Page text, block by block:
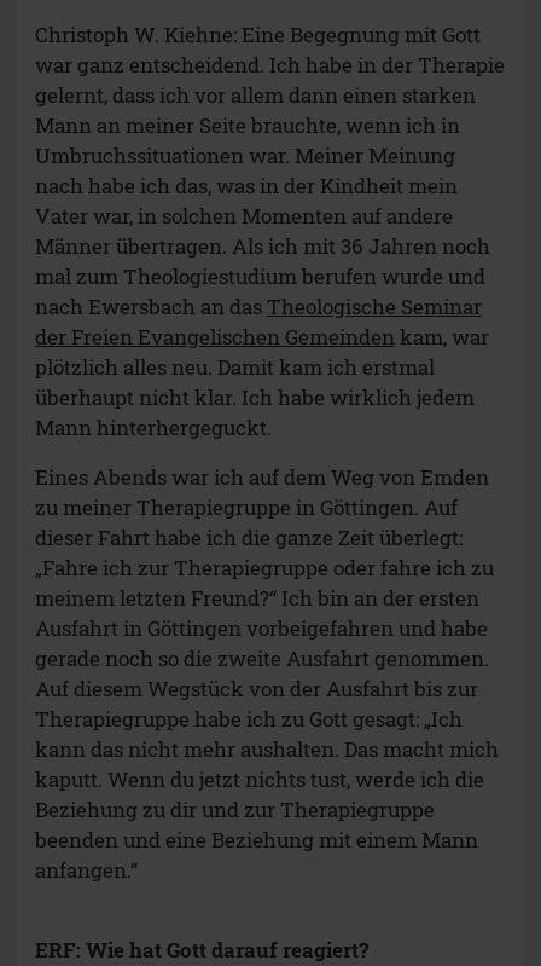
Christoph W. Kiehne: Eine Begegnung mit Gott
war ganz entscheidend. Ich habe in der Therapie
gelernt, dass ich vor allem dann einen starken
Mann an meiner Seite brauchte, wenn ich in
Umbruchssituationen war. Meiner Meinung
nach habe ich das, was in der Kindheit mein
Vater war, in solchen Momenten auf andere
Männer übertragen. Als ich mit 36 Jahren noch
mal zum Theologiestudium berufen wurde und
nach Ewersbach an das Theologische Seminar
der Freien Evangelischen Gemeindenkam, war
plötzlich alles neu. Damit kam ich erstmal
überhaupt nicht klar. Ich habe wirklich jedem
Mann hinterhergeguckt.
Eines Abends war ich auf dem Weg von Emden
zu meiner Therapiegruppe in Göttingen. Auf
dieser Fahrt habe ich die ganze Zeit überlegt:
„Fahre ich zur Therapiegruppe oder fahre ich zu
meinem letzten Freund?“ Ich bin an der ersten
Ausfahrt in Göttingen vorbeigefahren und habe
gerade noch so die zweite Ausfahrt genommen.
Auf diesem Wegstück von der Ausfahrt bis zur
Therapiegruppe habe ich zu Gott gesagt: „Ich
kann das nicht mehr aushalten. Das macht mich
kaputt. Wenn du jetzt nichts tust, werde ich die
Beziehung zu dir und zur Therapiegruppe
beenden und eine Beziehung mit einem Mann
anfangen.“
ERF: Wie hat Gott darauf reagiert?